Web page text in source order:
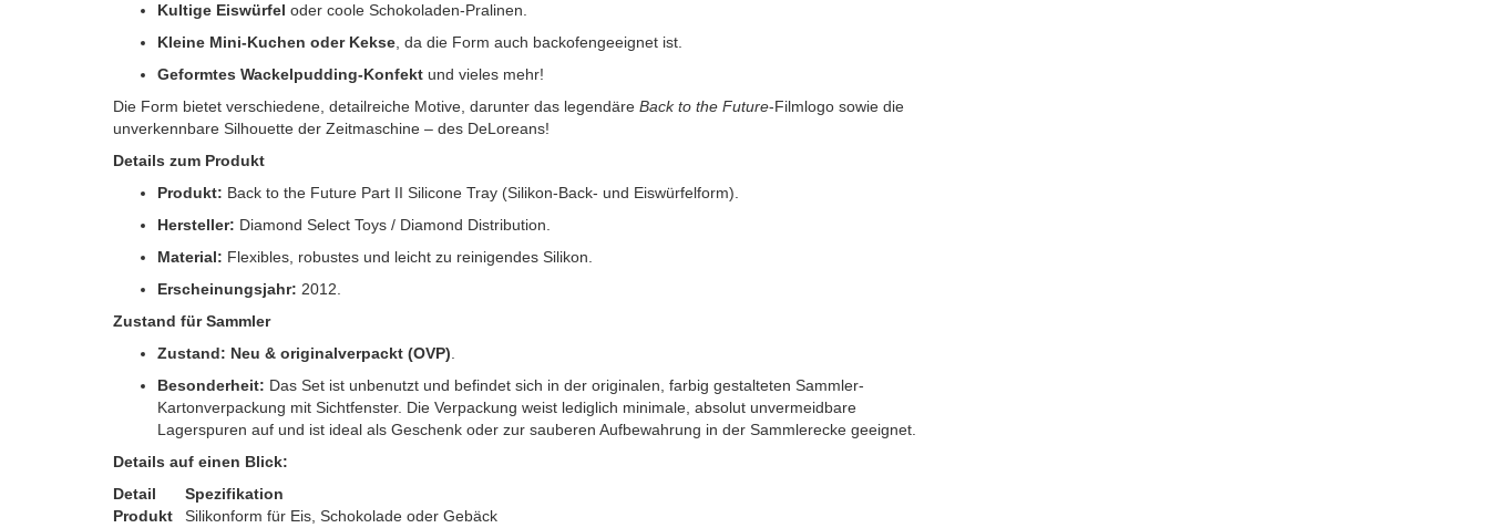
Kultige Eiswürfel oder coole Schokoladen-Pralinen.
Kleine Mini-Kuchen oder Kekse , da die Form auch backofengeeignet ist.
Geformtes Wackelpudding-Konfekt und vieles mehr!
Die Form bietet verschiedene, detailreiche Motive, darunter das legendäre Back to the Future-Filmlogo sowie die
unverkennbare Silhouette der Zeitmaschine – des DeLoreans!
Details zum Produkt
Produkt: Back to the Future Part II Silicone Tray (Silikon-Back- und Eiswürfelform).
Hersteller: Diamond Select Toys / Diamond Distribution.
Material: Flexibles, robustes und leicht zu reinigendes Silikon.
Erscheinungsjahr: 2012.
Zustand für Sammler
Zustand: Neu & originalverpackt (OVP)
Besonderheit: Das Set ist unbenutzt und befindet sich in der originalen, farbig gestalteten Sammler-
Kartonverpackung mit Sichtfenster. Die Verpackung weist lediglich minimale, absolut unvermeidbare
Lagerspuren auf und ist ideal als Geschenk oder zur sauberen Aufbewahrung in der Sammlerecke geeignet.
Details auf einen Blick:
Detail
Spezifikation
Produkt
Silikonform für Eis, Schokolade oder Gebäck